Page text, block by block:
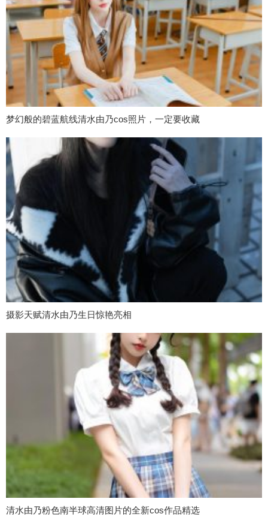
梦幻般的碧蓝航线清水由乃cos照片，一定要收藏
摄影天赋清水由乃生日惊艳亮相
清水由乃粉色南半球高清图片的全新cos作品精选